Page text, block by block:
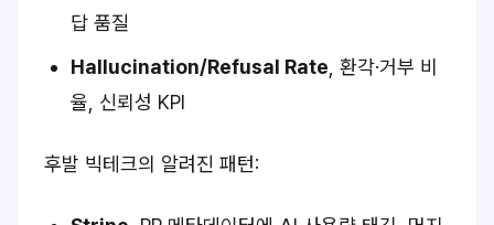
답 품질
Hallucination/Refusal Rate , 환각·거부 비
율, 신뢰성 KPI
후발 빅테크의 알려진 패턴: